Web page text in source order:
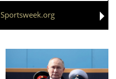
Sportsweek.org